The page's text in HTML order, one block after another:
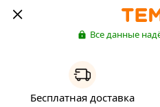
Все данные
Бесплатная доставка